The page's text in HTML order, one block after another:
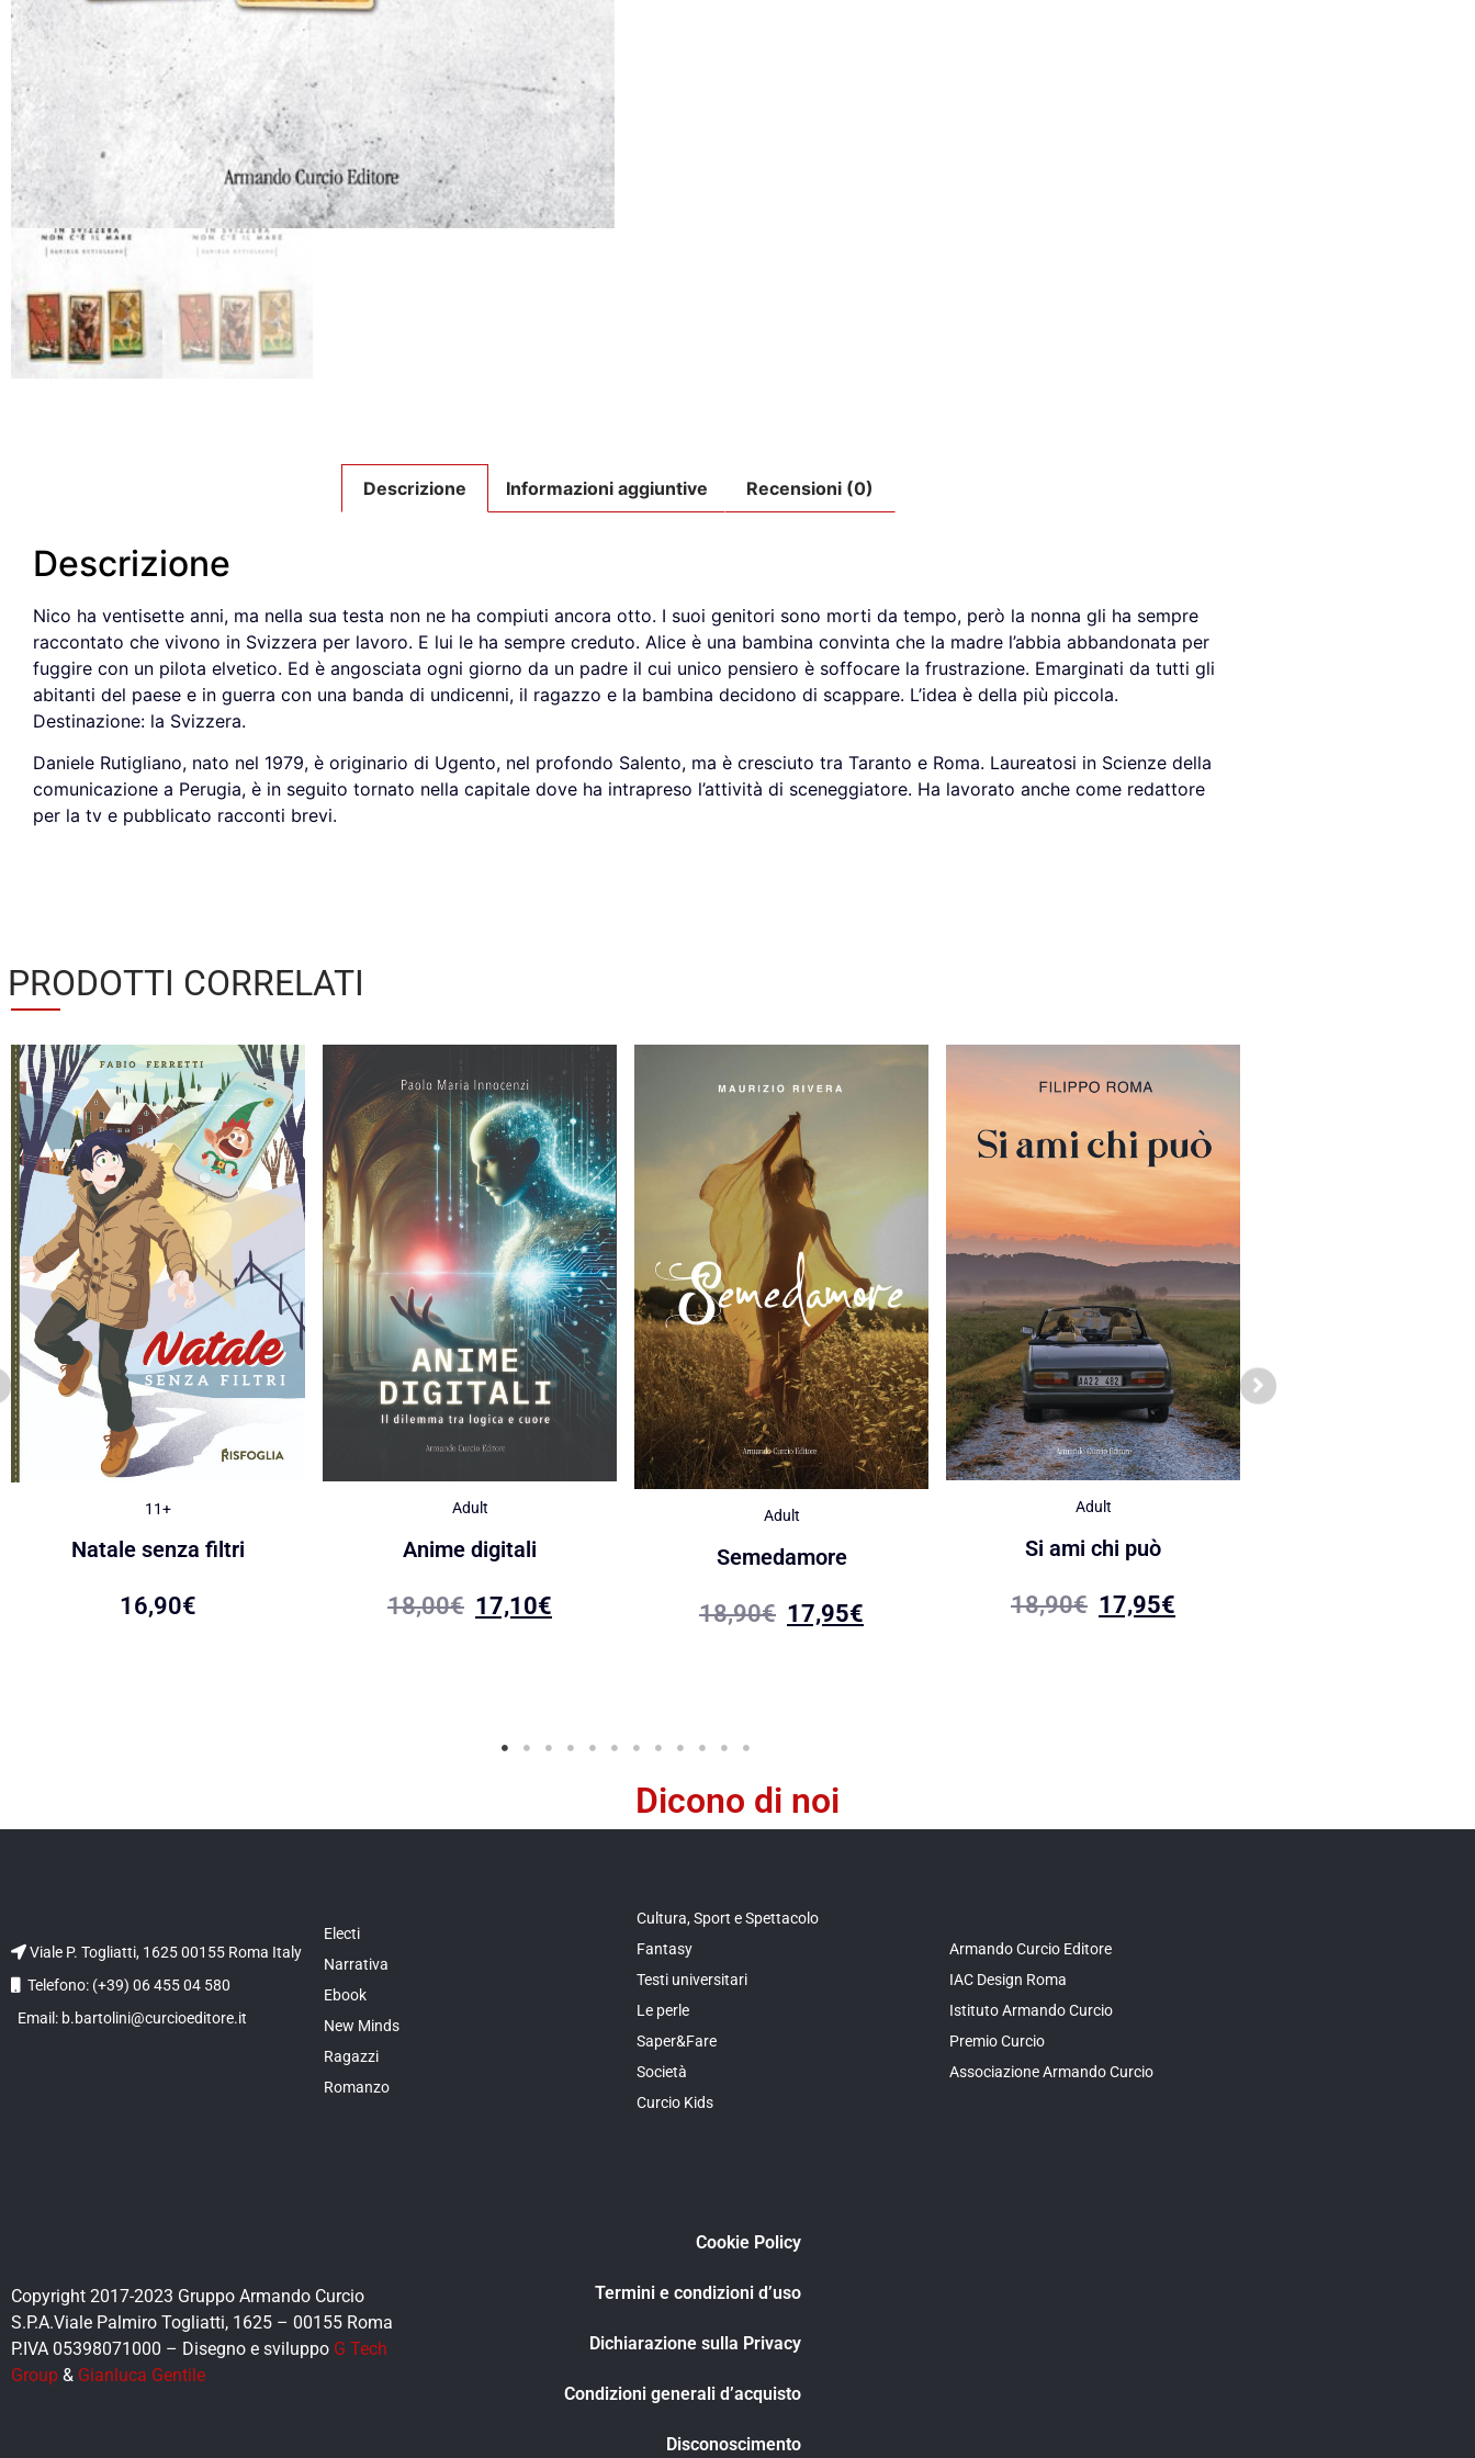
Descrizione Informazioni aggiuntive Recensioni (0)
Descrizione
Nico ha ventisette anni, ma nella sua testa non ne ha compiuti ancora otto. I suoi genitori sono morti da tempo, però la nonna gli ha sempre
raccontato che vivono in Svizzera per lavoro. E lui le ha sempre creduto. Alice è una bambina convinta che la madre l’abbia abbandonata per
fuggire con un pilota elvetico. Ed è angosciata ogni giorno da un padre il cui unico pensiero è soffocare la frustrazione. Emarginati da tutti gli
abitanti del paese e in guerra con una banda di undicenni, il ragazzo e la bambina decidono di scappare. L’idea è della più piccola.
Destinazione: la Svizzera.
Daniele Rutigliano, nato nel 1979, è originario di Ugento, nel profondo Salento, ma è cresciuto tra Taranto e Roma. Laureatosi in Scienze della
comunicazione a Perugia, è in seguito tornato nella capitale dove ha intrapreso l’attività di sceneggiatore. Ha lavorato anche come redattore
per la tv e pubblicato racconti brevi.
PRODOTTI CORRELATI
11+
Natale senza filtri
16,90€
Adult
Anime digitali
18,00€ 17,10€
Adult
Semedamore
18,90€ 17,95€
Adult
Si ami chi può
18,90€ 17,95€
Dicono di noi
Viale P. Togliatti, 1625 00155 Roma Italy
Telefono: (+39) 06 455 04 580
Email: b.bartolini@curcioeditore.it
Electi
Narrativa
Ebook
New Minds
Ragazzi
Romanzo
Cultura, Sport e Spettacolo
Fantasy
Testi universitari
Le perle
Saper&Fare
Società
Curcio Kids
Armando Curcio Editore
IAC Design Roma
Istituto Armando Curcio
Premio Curcio
Associazione Armando Curcio
Copyright 2017-2023 Gruppo Armando Curcio
S.P.A.Viale Palmiro Togliatti, 1625 – 00155 Roma
P.IVA 05398071000 – Disegno e sviluppo G Tech
Group & Gianluca Gentile
Cookie Policy
Termini e condizioni d’uso
Dichiarazione sulla Privacy
Condizioni generali d’acquisto
Disconoscimento